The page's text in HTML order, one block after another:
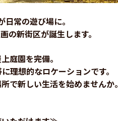
常の遊び場に。
の新街区が誕生します。
庭園を完備。
理想的なロケーションです。
で新しい生活を始めませんか。